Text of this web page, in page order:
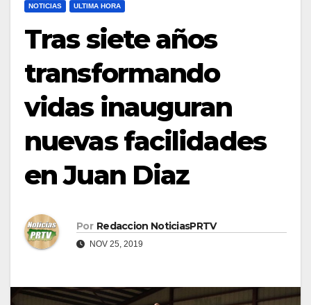
NOTICIAS ULTIMA HORA
Tras siete años
transformando
vidas inauguran
nuevas facilidades
en Juan Diaz
Por Redaccion NoticiasPRTV
NOV 25, 2019